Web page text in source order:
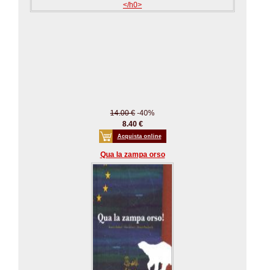
14.00 € -40%
8.40 €
Acquista online
Qua la zampa orso